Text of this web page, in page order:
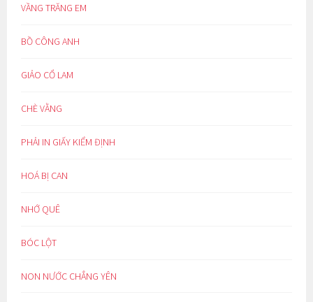
VẦNG TRĂNG EM
BỒ CÔNG ANH
GIẢO CỔ LAM
CHÈ VẰNG
PHẢI IN GIẤY KIỂM ĐỊNH
HOÁ BỊ CAN
NHỚ QUÊ
BÓC LỘT
NON NƯỚC CHẲNG YÊN